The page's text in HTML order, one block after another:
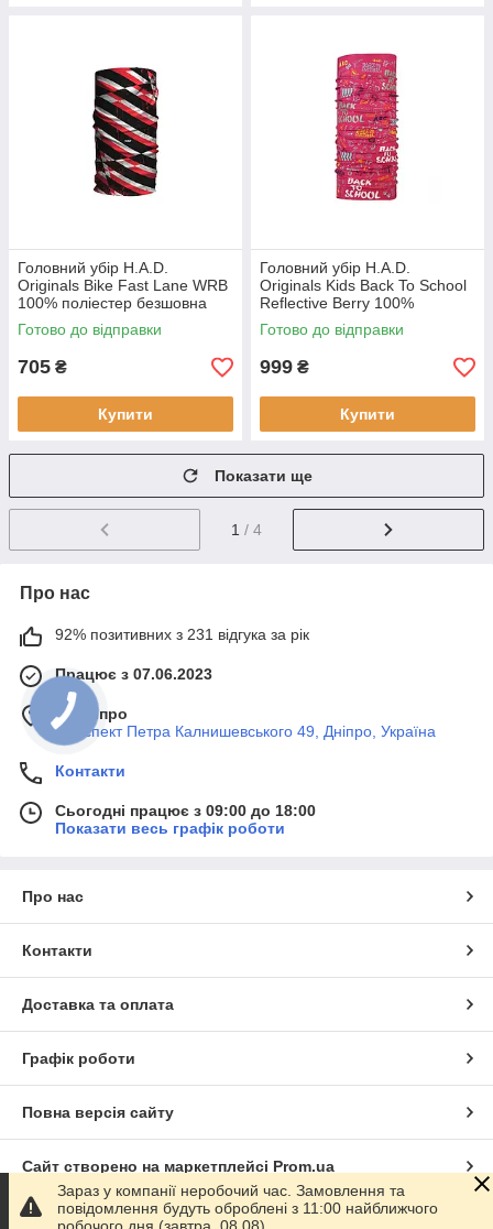
Головний убір H.A.D.
Originals Bike Fast Lane WRB
100% поліестер безшовна
конструкція вага 80 г розміри
52 х 25 см
Готово до відправки
705 ₴
Купити
Головний убір H.A.D.
Originals Kids Back To School
Reflective Berry 100%
поліестер розмір 49 х 23 см
вага 80 г
Готово до відправки
999 ₴
Купити
Показати ще
1 / 4
Про нас
92% позитивних з 231 відгука за рік
Працює з 07.06.2023
м. Дніпро
Проспект Петра Калнишевського 49, Дніпро, Україна
Контакти
Сьогодні працює з 09:00 до 18:00
Показати весь графік роботи
Про нас
Контакти
Доставка та оплата
Графік роботи
Повна версія сайту
Сайт створено на маркетплейсі Prom.ua
Політика конфіденційності
Зараз у компанії неробочий час. Замовлення та
повідомлення будуть оброблені з 11:00 найближчого